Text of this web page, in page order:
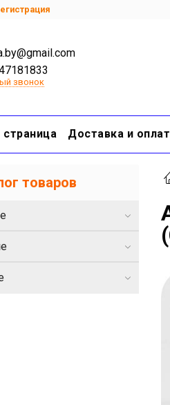
звонок
страница Доставка и
товаров